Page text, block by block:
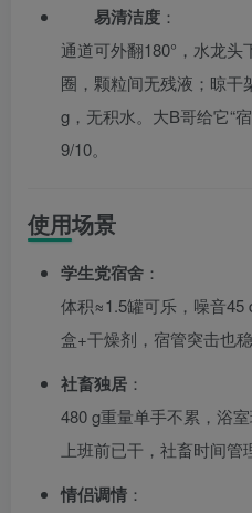
易清洁度 ：
通道可外翻180°，水龙
圈，颗粒间无残液；晾干
g，无积水。大B哥给它“
9/10。
使用场景
学生党宿舍 ：
体积≈1.5罐可乐，噪音45
盒+干燥剂，宿管突击也稳
社畜独居 ：
480 g重量单手不累，浴
上班前已干，社畜时间管
情侣调情 ：